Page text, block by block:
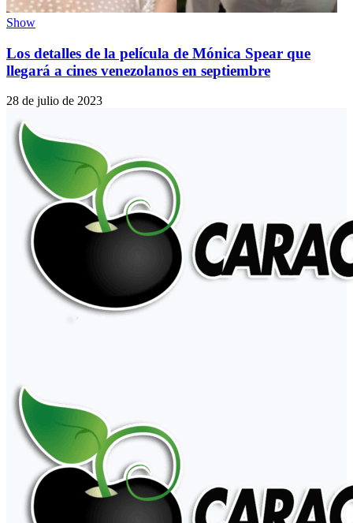
Show
Los detalles de la película de Mónica Spear que
llegará a cines venezolanos en septiembre
28 de julio de 2023